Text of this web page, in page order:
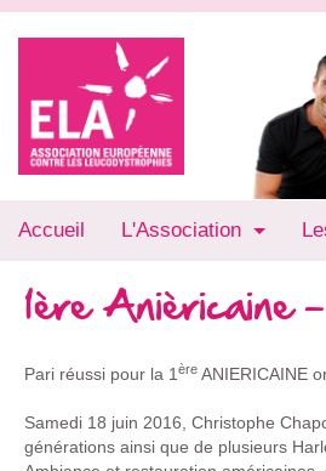
Accueil L'Association
1ère Anièricaine
Pari réussi pour la 1 ère ANIERICAINE
Samedi 18 juin 2016, Christophe
générations ainsi que de plusieurs